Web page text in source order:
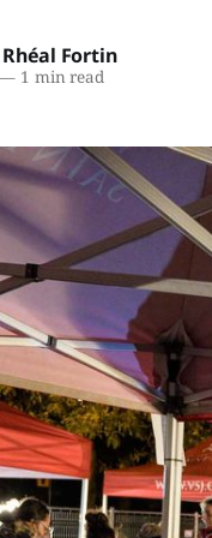
Fortin
—1 min read